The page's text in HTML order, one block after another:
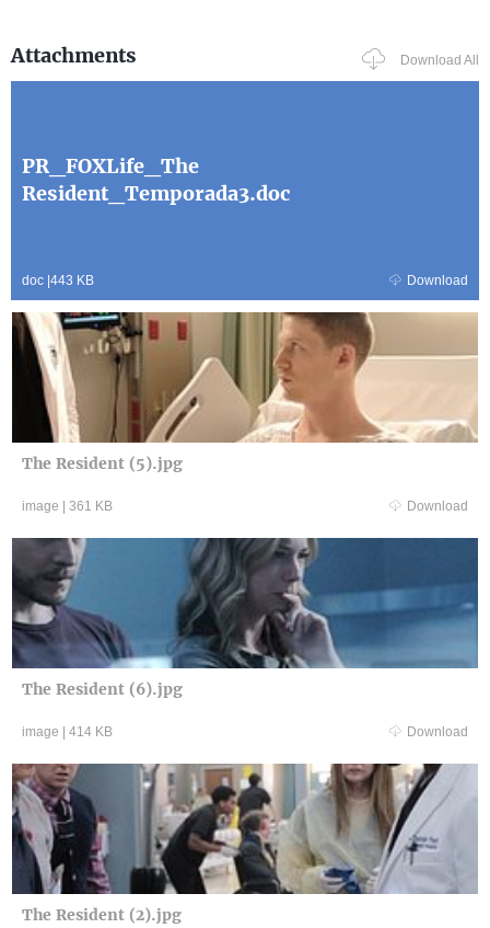
Attachments Download All
PR_FOXLife_The
Resident_Temporada3.doc
doc 443 KB Download
The Resident (5).jpg
image 361 KB Download
The Resident (6).jpg
image 414 KB Download
The Resident (2).jpg